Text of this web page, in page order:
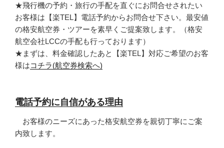
★飛行機の予約・旅行の手配を直ぐにお問合せされたい
お客様は【楽TEL】電話予約からお問合せ下さい。最安値
の格安航空券・ツアーを素早くご提案致します。（格安
航空会社LCCの手配も行っております）
★まずは、料金確認したあと【楽TEL】対応ご希望のお客
様はコチラ(航空券検索へ)
電話予約に自信がある理由
お客様のニーズにあった格安航空券を親切丁寧にご案
内致します。